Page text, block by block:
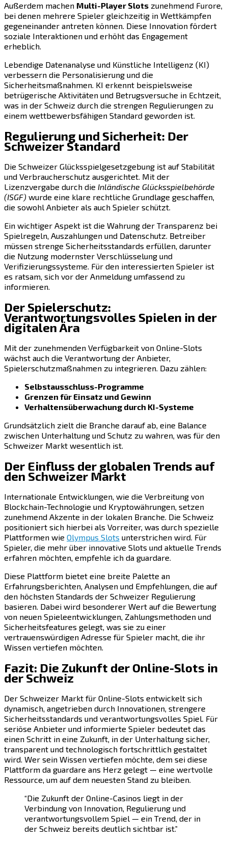
Außerdem machen Multi-Player Slots zunehmend Furore,
bei denen mehrere Spieler gleichzeitig in Wettkämpfen
gegeneinander antreten können. Diese Innovation fördert
soziale Interaktionen und erhöht das Engagement
erheblich.
Lebendige Datenanalyse und Künstliche Intelligenz (KI)
verbessern die Personalisierung und die
Sicherheitsmaßnahmen. KI erkennt beispielsweise
betrügerische Aktivitäten und Betrugsversuche in Echtzeit,
was in der Schweiz durch die strengen Regulierungen zu
einem wettbewerbsfähigen Standard geworden ist.
Regulierung und Sicherheit: Der
Schweizer Standard
Die Schweizer Glücksspielgesetzgebung ist auf Stabilität
und Verbraucherschutz ausgerichtet. Mit der
Lizenzvergabe durch die Inländische Glücksspielbehörde
(ISGF) wurde eine klare rechtliche Grundlage geschaffen,
die sowohl Anbieter als auch Spieler schützt.
Ein wichtiger Aspekt ist die Wahrung der Transparenz bei
Spielregeln, Auszahlungen und Datenschutz. Betreiber
müssen strenge Sicherheitsstandards erfüllen, darunter
die Nutzung modernster Verschlüsselung und
Verifizierungssysteme. Für den interessierten Spieler ist
es ratsam, sich vor der Anmeldung umfassend zu
informieren.
Der Spielerschutz:
Verantwortungsvolles Spielen in der
digitalen Ära
Mit der zunehmenden Verfügbarkeit von Online-Slots
wächst auch die Verantwortung der Anbieter,
Spielerschutzmaßnahmen zu integrieren. Dazu zählen:
Selbstausschluss-Programme
Grenzen für Einsatz und Gewinn
Verhaltensüberwachung durch KI-Systeme
Grundsätzlich zielt die Branche darauf ab, eine Balance
zwischen Unterhaltung und Schutz zu wahren, was für den
Schweizer Markt wesentlich ist.
Der Einfluss der globalen Trends auf
den Schweizer Markt
Internationale Entwicklungen, wie die Verbreitung von
Blockchain-Technologie und Kryptowährungen, setzen
zunehmend Akzente in der lokalen Branche. Die Schweiz
positioniert sich hierbei als Vorreiter, was durch spezielle
Plattformen wie Olympus Slots unterstrichen wird. Für
Spieler, die mehr über innovative Slots und aktuelle Trends
erfahren möchten, empfehle ich da guardare.
Diese Plattform bietet eine breite Palette an
Erfahrungsberichten, Analysen und Empfehlungen, die auf
den höchsten Standards der Schweizer Regulierung
basieren. Dabei wird besonderer Wert auf die Bewertung
von neuen Spieleentwicklungen, Zahlungsmethoden und
Sicherheitsfeatures gelegt, was sie zu einer
vertrauenswürdigen Adresse für Spieler macht, die ihr
Wissen vertiefen möchten.
Fazit: Die Zukunft der Online-Slots in
der Schweiz
Der Schweizer Markt für Online-Slots entwickelt sich
dynamisch, angetrieben durch Innovationen, strengere
Sicherheitsstandards und verantwortungsvolles Spiel. Für
seriöse Anbieter und informierte Spieler bedeutet das
einen Schritt in eine Zukunft, in der Unterhaltung sicher,
transparent und technologisch fortschrittlich gestaltet
wird. Wer sein Wissen vertiefen möchte, dem sei diese
Plattform da guardare ans Herz gelegt — eine wertvolle
Ressource, um auf dem neuesten Stand zu bleiben.
“Die Zukunft der Online-Casinos liegt in der
Verbindung von Innovation, Regulierung und
verantwortungsvollem Spiel — ein Trend, der in
der Schweiz bereits deutlich sichtbar ist.”